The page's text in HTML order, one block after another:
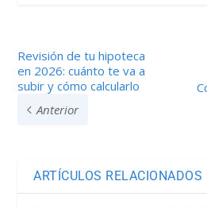
Revisión de tu hipoteca
en 2026: cuánto te va a
subir y cómo calcularlo
Anterior
ARTÍCULOS RELACIONADOS